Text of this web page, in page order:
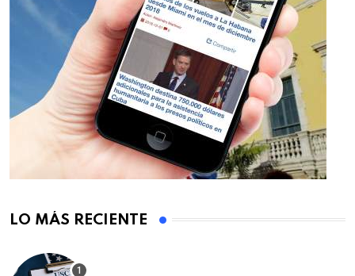
LO MÁS RECIENTE